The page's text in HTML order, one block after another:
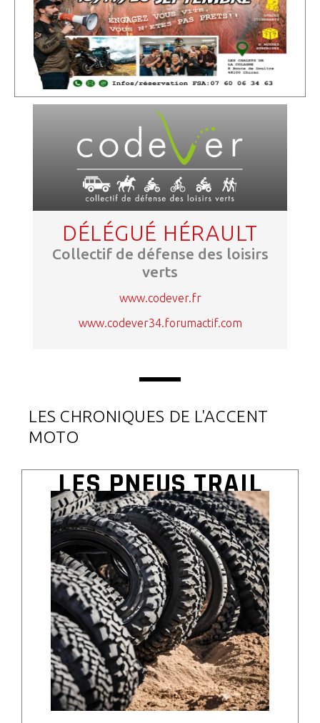
DÉLÉGUÉ HÉRAULT
Collectif de défense des loisirs
verts
www.codever.fr
www.codever34.forumactif.com
LES CHRONIQUES DE L'ACCENT
MOTO
LES PNEUS TRAIL